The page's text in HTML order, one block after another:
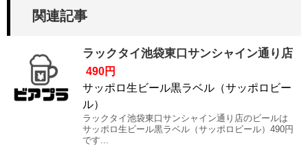
関連記事
ラックタイ池袋東口サンシャイン通り店
490円
サッポロ生ビール黒ラベル（サッポロビー
ル）
ラックタイ池袋東口サンシャイン通り店のビールは
サッポロ生ビール黒ラベル（サッポロビール）490円
です...